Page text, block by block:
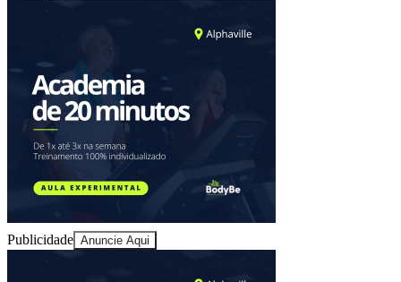
Bragantino
Publicidade Anuncie Aqui